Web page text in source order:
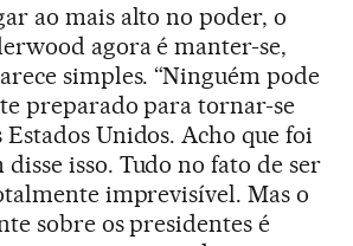
ao mais alto no poder, o
agora é manter-se,
simples. “Ninguém pode
preparado para tornar-se
Unidos. Acho que foi
isso. Tudo no fato de ser
imprevisível. Mas o
sobre os presidentes é